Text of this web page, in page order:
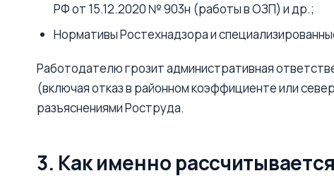
РФ от 15.12.2020 № 903н (работы в ОЗП) и др.;
Нормативы Ростехнадзора и
Работодателю грозит административная
(включая отказ в районном коэффициенте или
разъяснениями Роструда.
3. Как именно